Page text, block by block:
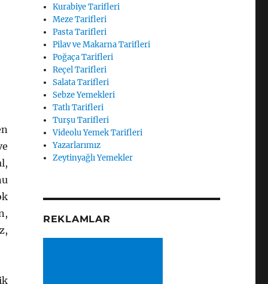
Kurabiye Tarifleri
Meze Tarifleri
Pasta Tarifleri
Pilav ve Makarna Tarifleri
Poğaça Tarifleri
Reçel Tarifleri
Salata Tarifleri
Sebze Yemekleri
Tatlı Tarifleri
Turşu Tarifleri
Videolu Yemek Tarifleri
Yazarlarımız
Zeytinyağlı Yemekler
REKLAMLAR